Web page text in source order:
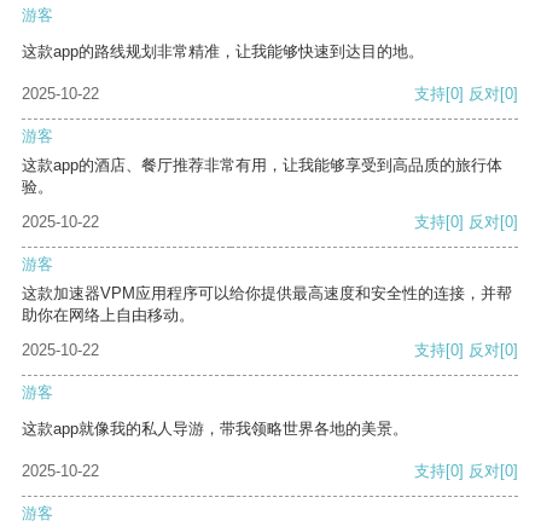
游客
这款app的路线规划非常精准，让我能够快速到达目的地。
2025-10-22 支持[0] 反对[0]
游客
这款app的酒店、餐厅推荐非常有用，让我能够享受到高品质的旅行体
验。
2025-10-22
支持[0] 反对[0]
游客
这款加速器VPM应用程序可以给你提供最高速度和安全性的连接，并帮
助你在网络上自由移动。
2025-10-22
支持[0] 反对[0]
游客
这款app就像我的私人导游，带我领略世界各地的美景。
2025-10-22 支持[0] 反对[0]
游客